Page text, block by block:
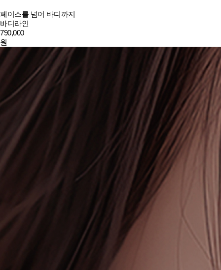
페이스를 넘어 바디까지
바디라인
790,000
원